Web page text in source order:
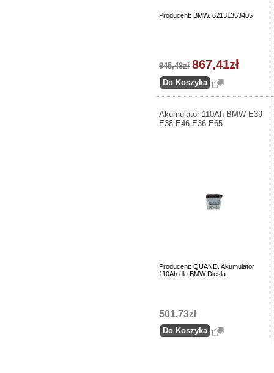
Producent: BMW. 62131353405
945,48zł 867,41zł
Akumulator 110Ah BMW E39
E38 E46 E36 E65
Producent: QUAND. Akumulator
110Ah dla BMW Diesla.
501,73zł